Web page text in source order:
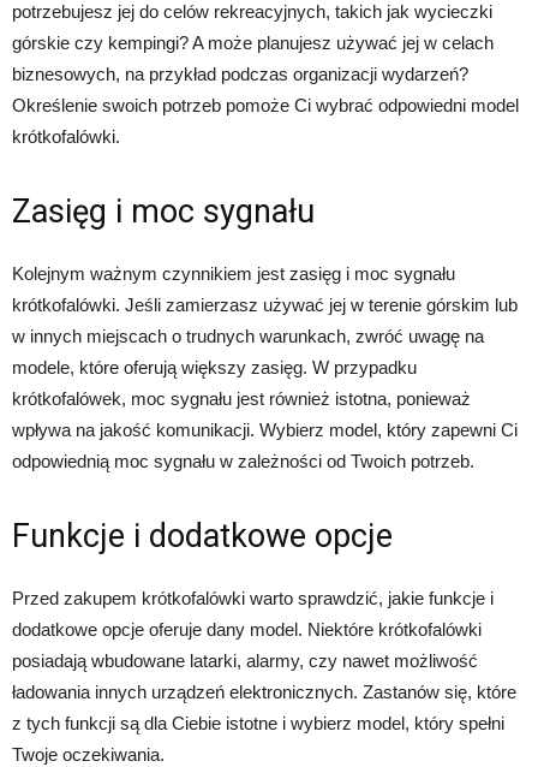
potrzebujesz jej do celów rekreacyjnych, takich jak wycieczki
górskie czy kempingi? A może planujesz używać jej w celach
biznesowych, na przykład podczas organizacji wydarzeń?
Określenie swoich potrzeb pomoże Ci wybrać odpowiedni model
krótkofalówki.
Zasięg i moc sygnału
Kolejnym ważnym czynnikiem jest zasięg i moc sygnału
krótkofalówki. Jeśli zamierzasz używać jej w terenie górskim lub
w innych miejscach o trudnych warunkach, zwróć uwagę na
modele, które oferują większy zasięg. W przypadku
krótkofalówek, moc sygnału jest również istotna, ponieważ
wpływa na jakość komunikacji. Wybierz model, który zapewni Ci
odpowiednią moc sygnału w zależności od Twoich potrzeb.
Funkcje i dodatkowe opcje
Przed zakupem krótkofalówki warto sprawdzić, jakie funkcje i
dodatkowe opcje oferuje dany model. Niektóre krótkofalówki
posiadają wbudowane latarki, alarmy, czy nawet możliwość
ładowania innych urządzeń elektronicznych. Zastanów się, które
z tych funkcji są dla Ciebie istotne i wybierz model, który spełni
Twoje oczekiwania.